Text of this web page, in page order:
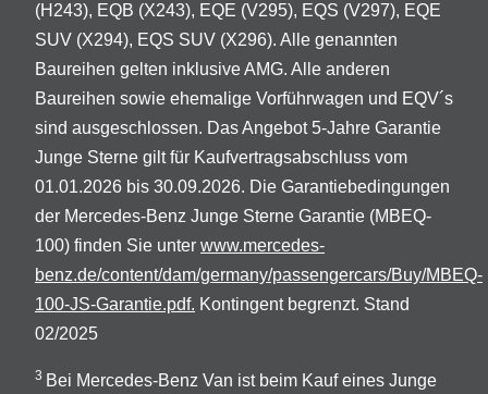
(H243), EQB (X243), EQE (V295), EQS (V297), EQE
SUV (X294), EQS SUV (X296). Alle genannten
Baureihen gelten inklusive AMG. Alle anderen
Baureihen sowie ehemalige Vorführwagen und EQV´s
sind ausgeschlossen. Das Angebot 5-Jahre Garantie
Junge Sterne gilt für Kaufvertragsabschluss vom
01.01.2026 bis 30.09.2026. Die Garantiebedingungen
der Mercedes-Benz Junge Sterne Garantie (MBEQ-
100) finden Sie unter www.mercedes-
benz.de/content/dam/germany/passengercars/Buy/MBEQ-
100-JS-Garantie.pdf. Kontingent begrenzt. Stand
02/2025
3 Bei Mercedes-Benz Van ist beim Kauf eines Junge